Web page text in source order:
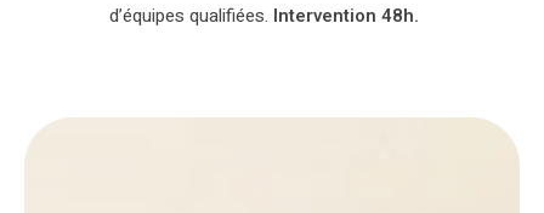
d’équipes qualifiées. Intervention 48h.